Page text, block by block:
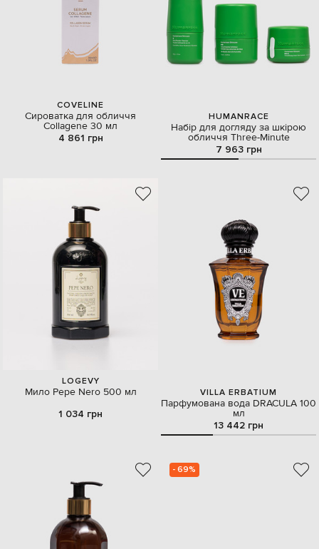
COVELINE
Сироватка для обличчя
Collagene 30 мл
4 861 грн
HUMANRACE
Набір для догляду за шкірою
обличчя Three-Minute
7 963 грн
LOGEVY
Мило Pepe Nero 500 мл
1 034 грн
VILLA ERBATIUM
Парфумована вода DRACULA 100
мл
13 442 грн
- 69%